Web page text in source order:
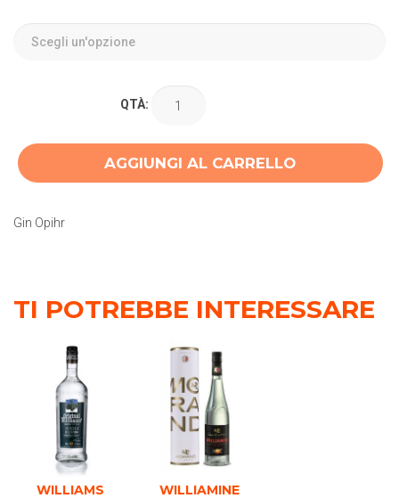
QTÀ:
AGGIUNGI AL CARRELLO
Gin Opihr
TI POTREBBE INTERESSARE
WILLIAMS
WILLIAMINE